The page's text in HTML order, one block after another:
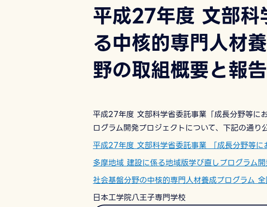
平成27年度 文部
る中核的専門人材
野の取組概要と報
平成27年度 文部科学省委託事業「成長分野等に
ログラム開発プロジェクトについて、下記の通り
平成27年度 文部科学省委託事業 「成長分野等
多摩地域 建設に係る地域版学び直しプログラム
社会基盤分野の中核的専門人材養成プログラム
日本工学院八王子専門学校